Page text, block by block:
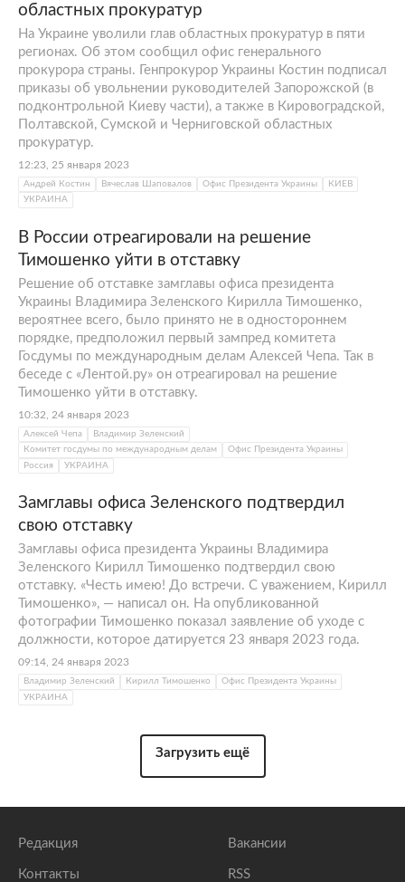
областных прокуратур
На Украине уволили глав областных прокуратур в пяти
регионах. Об этом сообщил офис генерального
прокурора страны. Генпрокурор Украины Костин подписал
приказы об увольнении руководителей Запорожской (в
подконтрольной Киеву части), а также в Кировоградской,
Полтавской, Сумской и Черниговской областных
прокуратур.
12:23, 25 января 2023
Андрей Костин Вячеслав Шаповалов Офис Президента Украины
КИЕВ
УКРАИНА
В России отреагировали на решение
Тимошенко уйти в отставку
Решение об отставке замглавы офиса президента
Украины Владимира Зеленского Кирилла Тимошенко,
вероятнее всего, было принято не в одностороннем
порядке, предположил первый зампред комитета
Госдумы по международным делам Алексей Чепа. Так в
беседе с «Лентой.ру» он отреагировал на решение
Тимошенко уйти в отставку.
10:32, 24 января 2023
Алексей Чепа
Владимир Зеленский
Комитет госдумы по международным делам
Офис Президента Украины
Россия
УКРАИНА
Замглавы офиса Зеленского подтвердил
свою отставку
Замглавы офиса президента Украины Владимира
Зеленского Кирилл Тимошенко подтвердил свою
отставку. «Честь имею! До встречи. С уважением, Кирилл
Тимошенко», — написал он. На опубликованной
фотографии Тимошенко показал заявление об уходе с
должности, которое датируется 23 января 2023 года.
09:14, 24 января 2023
Владимир Зеленский Кирилл Тимошенко
Офис Президента Украины
УКРАИНА
Загрузить ещё
Редакция
Контакты
Вакансии
RSS